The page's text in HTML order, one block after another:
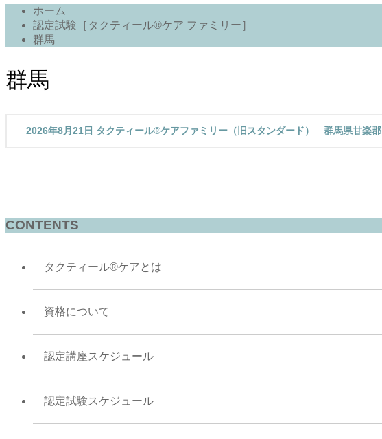
ホーム
認定試験［タクティール®ケア ファミリー］
群馬
群馬
2026年8月21日 タクティール®ケアファミリー（旧スタンダード） 群馬県甘楽郡
CONTENTS
タクティール®ケアとは
資格について
認定講座スケジュール
認定試験スケジュール